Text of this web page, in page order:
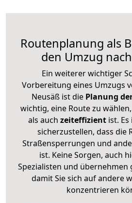
Routenplanung als
den Umzug
Ein weiterer wichtiger
Vorbereitung eines Umzugs
Neusäß ist diePlanung
wichtig, eine Route zu
als auch zeiteffizientist. Es
sicherzustellen, dass die
Straßensperrungen und
ist. Keine Sorgen, auch
Spezialisten und übernehmen
damit Sie sich auf andere
konzentrieren